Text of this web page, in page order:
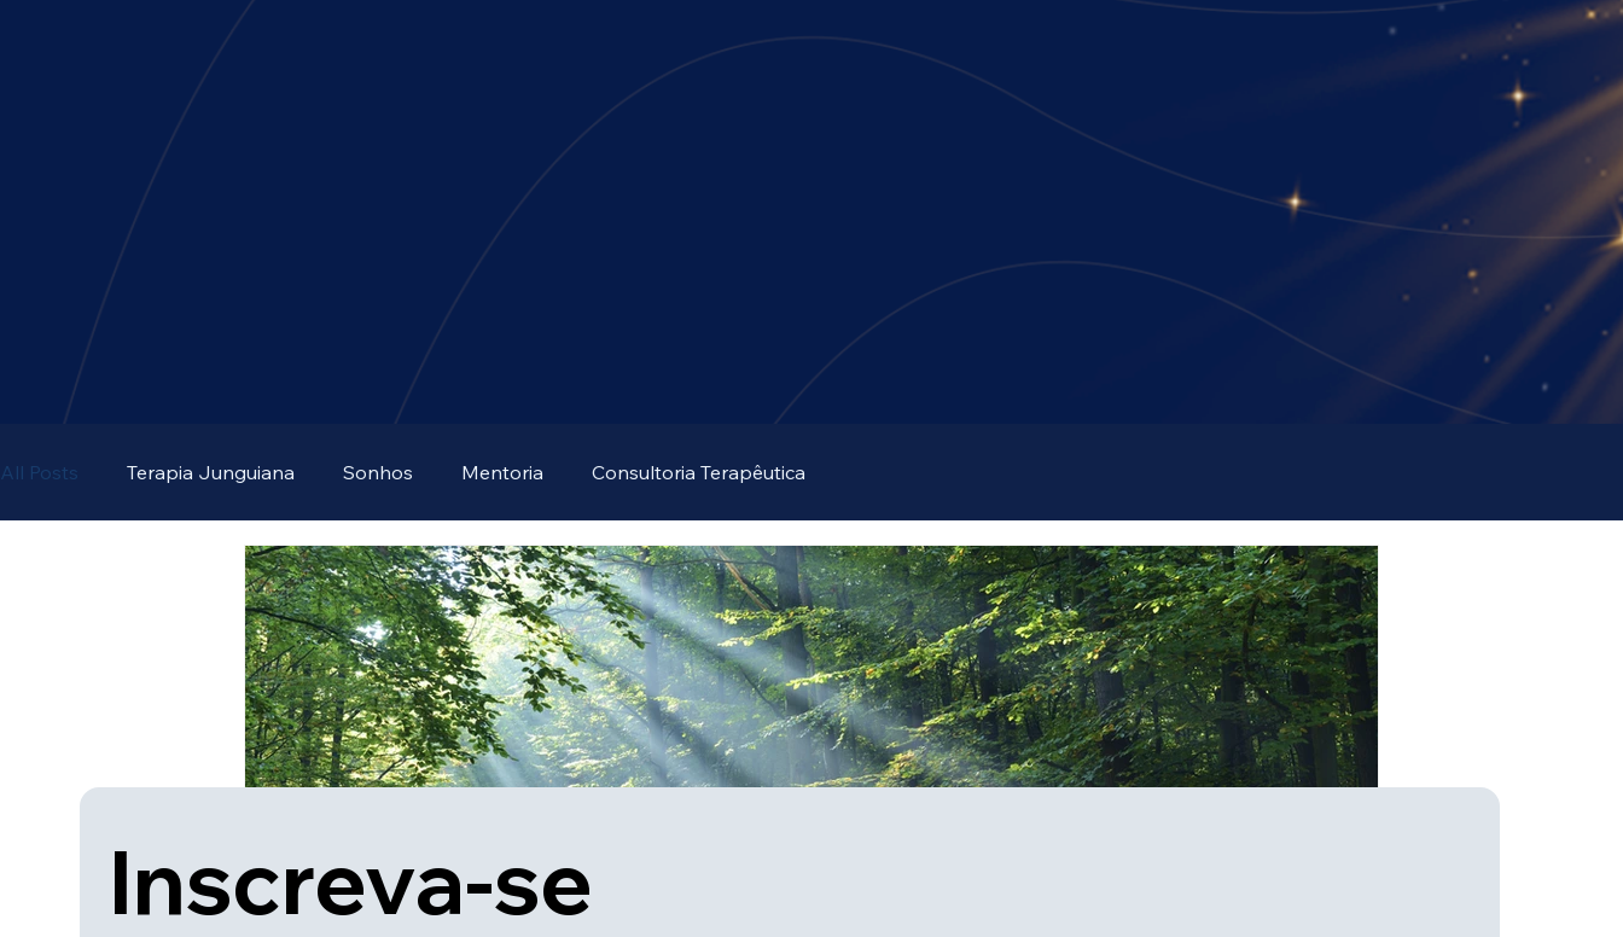
All Posts Terapia Junguiana Sonhos Mentoria Consultoria Terapêutica
Inscreva-se